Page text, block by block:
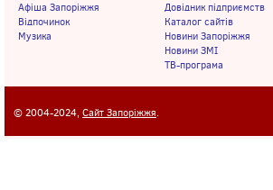
Афіша Запоріжжя
Відпочинок
Музика
Довідник підприємств
Каталог сайтів
Новини Запоріжжя
Новини ЗМІ
ТВ-програма
© 2004-2024, Сайт Запоріжжя.